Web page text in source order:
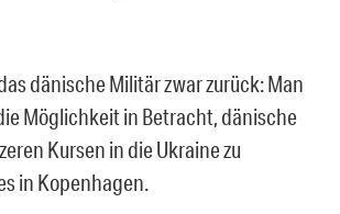
dänische Militär zwar zurück: Man
Möglichkeit in Betracht, dänische
Kursen in die Ukraine zu
in Kopenhagen.